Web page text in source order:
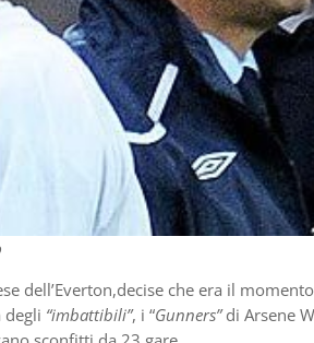
dell’Everton,decise che era il
degli “imbattibili”, i “Gunners”di Arsene